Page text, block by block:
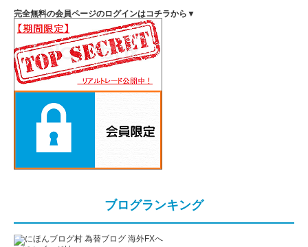
完全無料の会員ページのログインはコチラから▼
ブログランキング